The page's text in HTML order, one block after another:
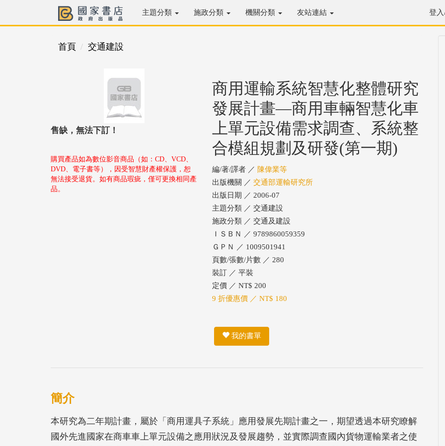
主題分類 施政分類 機關分類 友站連結 登
首頁 交通建設
售缺，無法下訂！
購買產品如為數位影音商品（如：CD、VCD、
DVD、電子書等），因受智慧財產權保護，恕
無法接受退貨。如有商品瑕疵，僅可更換相同產
品。
商用運輸系統智慧化整體研究
發展計畫—商用車輛智慧化車
上單元設備需求調查、系統整
合模組規劃及研發(第一期)
編/著/譯者 ／ 陳偉業等
出版機關 ／ 交通部運輸研究所
出版日期 ／ 2006-07
主題分類 ／ 交通建設
施政分類 ／ 交通及建設
ＩＳＢＮ ／ 9789860059359
ＧＰＮ ／ 1009501941
頁數/張數/片數 ／ 280
裝訂 ／ 平裝
定價 ／ NT$ 200
9 折優惠價 ／ NT$ 180
我的書單
簡介
本研究為二年期計畫，屬於「商用運具子系統」應用發展先期計畫之一，期望透過本研究瞭解
國外先進國家在商車車上單元設備之應用狀況及發展趨勢，並實際調查國內貨物運輸業者之使